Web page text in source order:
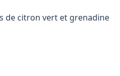
de citron vert et grenadine